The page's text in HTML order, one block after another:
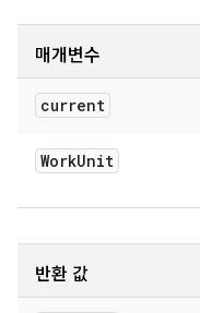
매개변수
current
WorkUnit
반환 값